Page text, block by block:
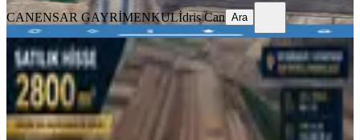
CANENSAR GAYRİMENKULİdris Can Ara
Hatipoğlu Da Acil Satılık Arazi
(101/73)
Diyarbakır, Kayapınar
2800 m²
964/m² 26.07.2026